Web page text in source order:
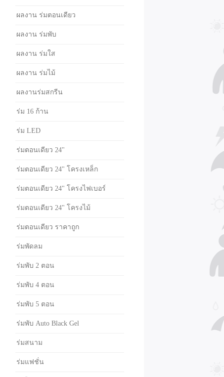
ผลงาน ร่มตอนเดียว
ผลงาน ร่มพับ
ผลงาน ร่มใส
ผลงาน ร่มไม้
ผลงานร่มสกรีน
ร่ม 16 ก้าน
ร่ม LED
ร่มตอนเดียว 24"
ร่มตอนเดียว 24" โครงเหล็ก
ร่มตอนเดียว 24" โครงไฟเบอร์
ร่มตอนเดียว 24" โครงไม้
ร่มตอนเดียว ราคาถูก
ร่มพัดลม
ร่มพับ 2 ตอน
ร่มพับ 4 ตอน
ร่มพับ 5 ตอน
ร่มพับ Auto Black Gel
ร่มสนาม
ร่มแฟชั่น